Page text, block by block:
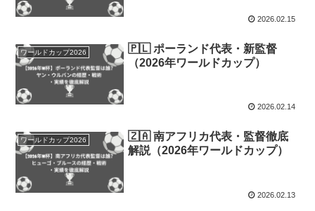
2026.02.15
ワールドカップ2026
🇵🇱 ポーランド代表・新監督
（2026年ワールドカップ）
2026.02.14
ワールドカップ2026
🇿🇦 南アフリカ代表・監督徹底
解説（2026年ワールドカップ）
2026.02.13